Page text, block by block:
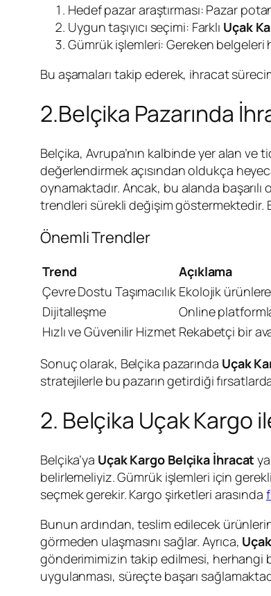
Hedef pazar araştırması: Pazar
Uygun taşıyıcı seçimi: Farklı Uçak
Gümrük işlemleri: Gereken belgeleri
Bu aşamaları takip ederek, ihracat
2.Belçika Pazarında
Belçika, Avrupa’nın kalbinde yer alan ve
değerlendirmek açısından oldukça
oynamaktadır. Ancak, bu alanda
trendleri sürekli değişim göstermektedir.
Önemli Trendler
Trend
Açıklama
Çevre Dostu Taşımacılık Ekolojik
Dijitalleşme
Online
Hızlı ve Güvenilir Hizmet Rekabetçi bir
Sonuç olarak, Belçika pazarında Uçak
stratejilerle bu pazarın getirdiği
2. Belçika Uçak Kargo
Belçika’ya Uçak Kargo Belçika İhracat
belirlemeliyiz. Gümrük işlemleri için
seçmek gerekir. Kargo şirketleri arasında
Bunun ardından, teslim edilecek
görmeden ulaşmasını sağlar. Ayrıca,
gönderimimizin takip edilmesi, herhangi
uygulanması, süreçte başarı